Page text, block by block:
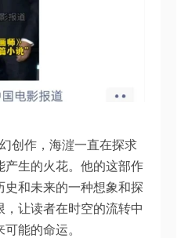
创作，海漄一直在探求
产生的火花。他的这部作
和未来的一种想象和探
让读者在时空的流转中
能的命运。